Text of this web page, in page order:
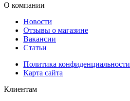
О компании
Новости
Отзывы о магазине
Вакансии
Статьи
Политика конфиденциальности
Карта сайта
Клиентам